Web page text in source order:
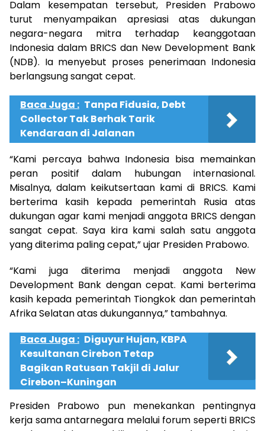
Dalam kesempatan tersebut, Presiden Prabowo
turut menyampaikan apresiasi atas dukungan
negara-negara mitra terhadap keanggotaan
Indonesia dalam BRICS dan New Development Bank
(NDB). Ia menyebut proses penerimaan Indonesia
berlangsung sangat cepat.
Baca Juga : Tanpa Fidusia, Debt
Collector Tak Berhak Tarik
Kendaraan di Jalanan
“Kami percaya bahwa Indonesia bisa memainkan
peran positif dalam hubungan internasional.
Misalnya, dalam keikutsertaan kami di BRICS. Kami
berterima kasih kepada pemerintah Rusia atas
dukungan agar kami menjadi anggota BRICS dengan
sangat cepat. Saya kira kami salah satu anggota
yang diterima paling cepat,” ujar Presiden Prabowo.
“Kami juga diterima menjadi anggota New
Development Bank dengan cepat. Kami berterima
kasih kepada pemerintah Tiongkok dan pemerintah
Afrika Selatan atas dukungannya,” tambahnya.
Baca Juga : Diguyur Hujan, KBPA
Kesultanan Cirebon Tetap
Bagikan Ratusan Takjil di Jalur
Cirebon–Kuningan
Presiden Prabowo pun menekankan pentingnya
kerja sama antarnegara melalui forum seperti BRICS